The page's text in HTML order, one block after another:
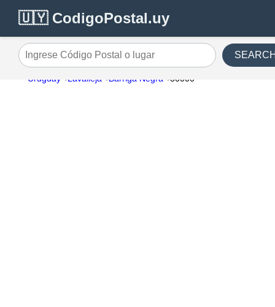
🇺🇾 CodigoPostal.uy
Ingrese Código Postal o lugar
Uruguay Lavalleja Barriga Negra 30000